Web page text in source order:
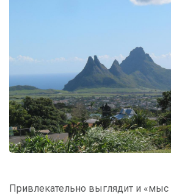
Привлекательно выглядит и «мыс